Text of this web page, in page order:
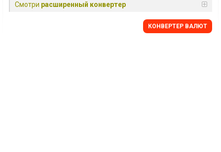
Смотри расширенный конвертер
КОНВЕРТЕР ВАЛЮТ